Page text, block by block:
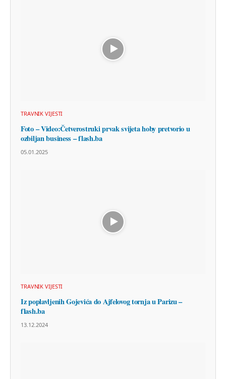
TRAVNIK VIJESTI
Foto – Video:Četverostruki prvak svijeta hoby pretvorio u
ozbiljan business – flash.ba
05.01.2025
TRAVNIK VIJESTI
Iz poplavljenih Gojevića do Ajfelovog tornja u Parizu –
flash.ba
13.12.2024